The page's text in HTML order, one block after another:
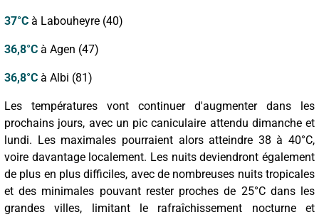
37°C à Labouheyre (40)
36,8°C à Agen (47)
36,8°C à Albi (81)
Les températures vont continuer d'augmenter dans les
prochains jours, avec un pic caniculaire attendu dimanche et
lundi. Les maximales pourraient alors atteindre 38 à 40°C,
voire davantage localement. Les nuits deviendront également
de plus en plus difficiles, avec de nombreuses nuits tropicales
et des minimales pouvant rester proches de 25°C dans les
grandes villes, limitant le rafraîchissement nocturne et